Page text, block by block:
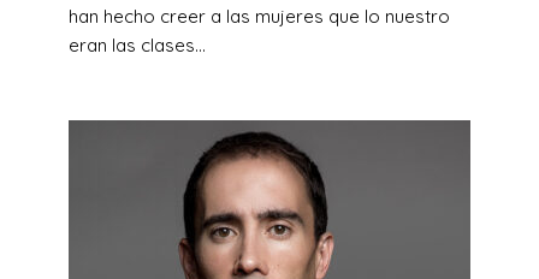
han hecho creer a las mujeres que lo nuestro
eran las clases...